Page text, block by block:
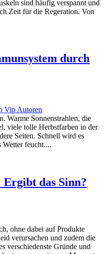
sind häufig verspannt und
Zeit für die Regeration. Von
durch
Vip Autoren
Warme Sonnenstrahlen, die
viele tolle Herbstfarben in der
Seiten. Schnell wird es
feucht....
das Sinn?
ohne dabei auf Produkte
verursachen und zudem die
verschiedenste Gründe und